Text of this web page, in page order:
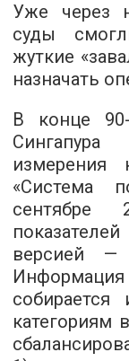
Уже через
суды
жуткие
назначать
В конце
измерения
«Система
сентябре
версией —
категориям